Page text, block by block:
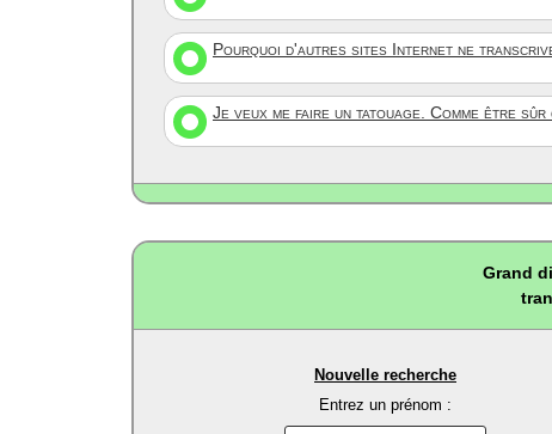
Pourquoi d'autres sites Internet ne
Je veux me faire un tatouage. Comme être
Grand
Nouvelle recherche
Entrez un prénom :